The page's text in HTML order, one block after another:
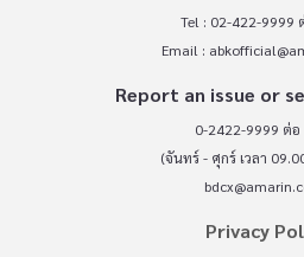
Tel : 02-422-9999
Email :
Report an issue or
0-2422-9999 ต่อ
(จันทร์ - ศุกร์ เวลา
Privacy